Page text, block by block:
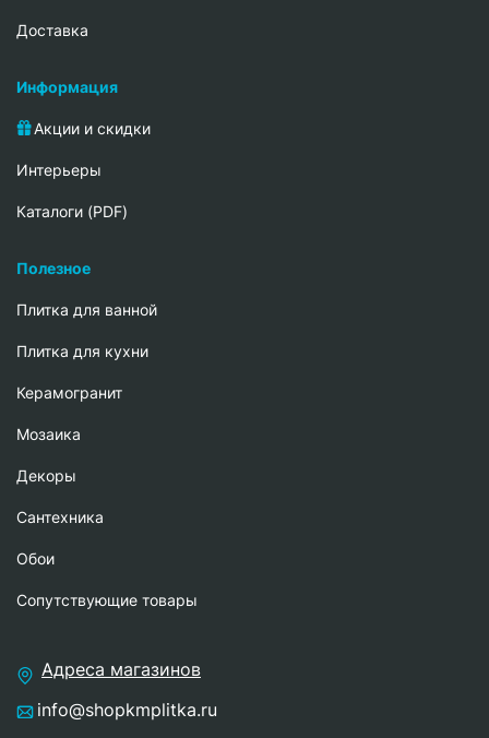
Доставка
Информация
Акции и скидки
Интерьеры
Каталоги (PDF)
Полезное
Плитка для ванной
Плитка для кухни
Керамогранит
Мозаика
Декоры
Сантехника
Обои
Сопутствующие товары
Адреса магазинов
info@shopkmplitka.ru